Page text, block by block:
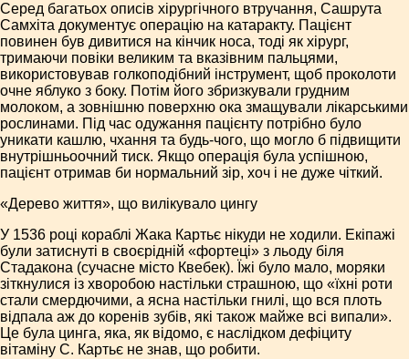
Серед багатьох описів хірургічного втручання, Сашрута
Самхіта документує операцію на катаракту. Пацієнт
повинен був дивитися на кінчик носа, тоді як хірург,
тримаючи повіки великим та вказівним пальцями,
використовував голкоподібний інструмент, щоб проколоти
очне яблуко з боку. Потім його збризкували грудним
молоком, а зовнішню поверхню ока змащували лікарськими
рослинами. Під час одужання пацієнту потрібно було
уникати кашлю, чхання та будь-чого, що могло б підвищити
внутрішньоочний тиск. Якщо операція була успішною,
пацієнт отримав би нормальний зір, хоч і не дуже чіткий.
«Дерево життя», що вилікувало цингу
У 1536 році кораблі Жака Картьє нікуди не ходили. Екіпажі
були затиснуті в своєрідній «фортеці» з льоду біля
Стадакона (сучасне місто Квебек). Їжі було мало, моряки
зіткнулися із хворобою настільки страшною, що «їхні роти
стали смердючими, а ясна настільки гнилі, що вся плоть
відпала аж до коренів зубів, які також майже всі випали».
Це була цинга, яка, як відомо, є наслідком дефіциту
вітаміну С. Картьє не знав, що робити.